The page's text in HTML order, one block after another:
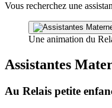
Vous recherchez une
Une animation du
Assistantes
Au Relais petite